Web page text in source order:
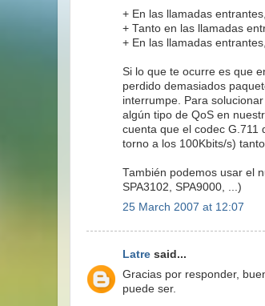
+ En las llamadas
+ Tanto en las llamadas
+ En las llamadas
Si lo que te ocurre es que
perdido demasiados
interrumpe. Para
algún tipo de QoS en
cuenta que el codec G.711
torno a los 100Kbits/s)
También podemos usar el
SPA3102, SPA9000, ...)
25 March 2007 at 12:07
Latre said...
Gracias por responder,
puede ser.